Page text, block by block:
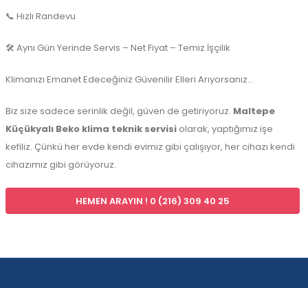
📞 Hızlı Randevu
🛠️ Aynı Gün Yerinde Servis – Net Fiyat – Temiz İşçilik
Klimanızı Emanet Edeceğiniz Güvenilir Elleri Arıyorsanız…
Biz size sadece serinlik değil, güven de getiriyoruz. Maltepe
Küçükyalı Beko klima teknik servisi olarak, yaptığımız işe
kefiliz. Çünkü her evde kendi evimiz gibi çalışıyor, her cihazı kendi
cihazımız gibi görüyoruz.
HEMEN ARAYIN ! 0 (216) 309 40 25